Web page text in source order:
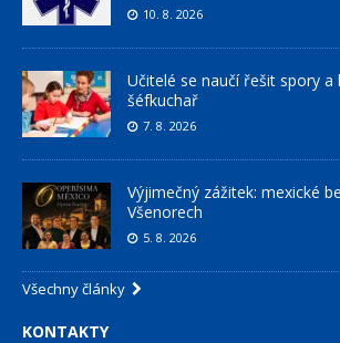
10. 8. 2026
Učitelé se naučí řešit spory
šéfkuchař
7. 8. 2026
Výjimečný zážitek: mexické
Všenorech
5. 8. 2026
Všechny články
KONTAKTY